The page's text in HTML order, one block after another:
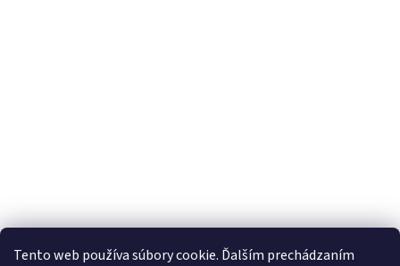
Tento web používa súbory cookie. Ďalším prechádzaním